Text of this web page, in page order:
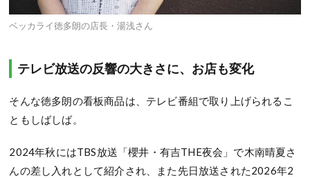
ベッカライ徳多朗の店長・湯浅さん
テレビ放送の反響の大きさに、お店も変化
そんな徳多朗の看板商品は、テレビ番組で取り上げられるこ
ともしばしば。
2024年秋にはTBS放送「櫻井・有吉THE夜会」で木南晴夏さ
んの差し入れとして紹介され、また先日放送された2026年2